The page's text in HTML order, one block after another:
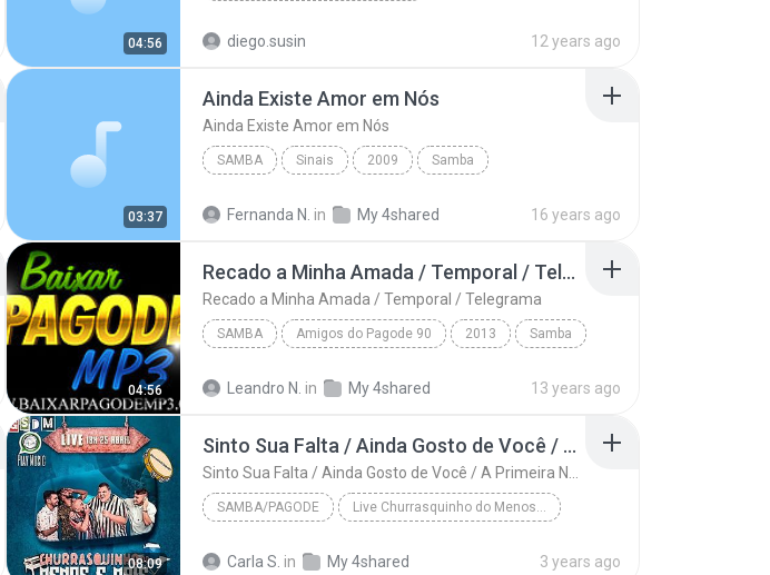
04:56
BANCO COM + DE 70 VOZES, PROGRAMAS E PLUGINS, TRIL...
diego.susin 12 years ago
03:37
Ainda Existe Amor em Nós
Ainda Existe Amor em Nós
SAMBA Sinais 2009 Samba
Fernanda N. in My 4shared 16 years ago
04:56
Recado a Minha Amada / Temporal / Telegrama
Recado a Minha Amada / Temporal / Telegrama
SAMBA Amigos do Pagode 90 2013 Samba
Leandro N. in My 4shared 13 years ago
08:09
Sinto Sua Falta / Ainda Gosto de Você / A Primeira Namorada / Coração Deserto
SAMBA/PAGODE Live Churrasquinho do Menos é Mais - baixarpagode.net
Carla S. in My 4shared 3 years ago